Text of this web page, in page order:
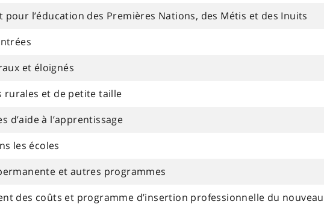
pour l’éducation des Premières Nations, des Métis et des Inuits
et éloignés
rurales et de petite taille
d’aide à l’apprentissage
les écoles
et autres programmes
des coûts et programme d’insertion professionnelle du